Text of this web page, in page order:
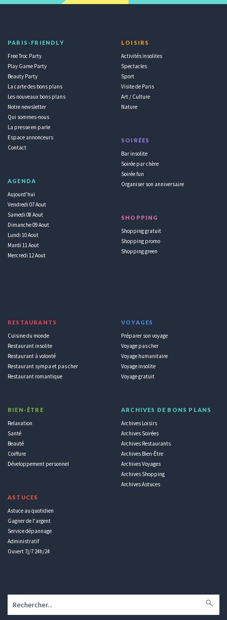
PARIS-FRIENDLY
Free Troc Party
Play Game Party
Beauty Party
La carte des bons plans
Les nouveaux bons plans
Notre newsletter
Qui sommes-nous
La presse en parle
Espace annonceurs
Contact
AGENDA
Aujourd'hui
Vendredi 07 Aout
Samedi 08 Aout
Dimanche 09 Aout
Lundi 10 Aout
Mardi 11 Aout
Mercredi 12 Aout
LOISIRS
Activités insolites
Spectacles
Sport
Visite de Paris
Art / Culture
Nature
SOIRÉES
Bar insolite
Soirée par chère
Soirée fun
Organiser son anniversaire
SHOPPING
Shopping gratuit
Shopping promo
Shopping green
RESTAURANTS
Cuisine du monde
Restaurant insolite
Restaurant à volonté
Restaurant sympa et pas cher
Restaurant romantique
BIEN-ÊTRE
Relaxation
Santé
Beauté
Coiffure
Développement personnel
ASTUCES
Astuce au quotidien
Gagner de l'argent
Service dépannage
Administratif
Ouvert 7j/7 24h/24
VOYAGES
Préparer son voyage
Voyage pas cher
Voyage humanitaire
Voyage insolite
Voyage gratuit
ARCHIVES DE BONS PLANS
Archives Loisirs
Archives Soirées
Archives Restaurants
Archives Bien-Être
Archives Voyages
Archives Shopping
Archives Astuces